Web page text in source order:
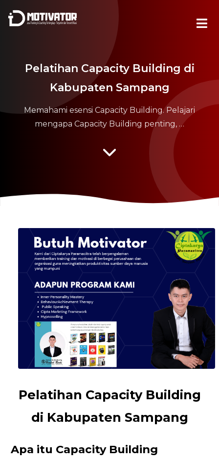
Pelatihan Capacity Building di
Kabupaten Sampang
Memahami esensi Capacity Building. Pelajari
mengapa Capacity Building penting, …
Pelatihan Capacity Building
di Kabupaten Sampang
Apa itu Capacity Building